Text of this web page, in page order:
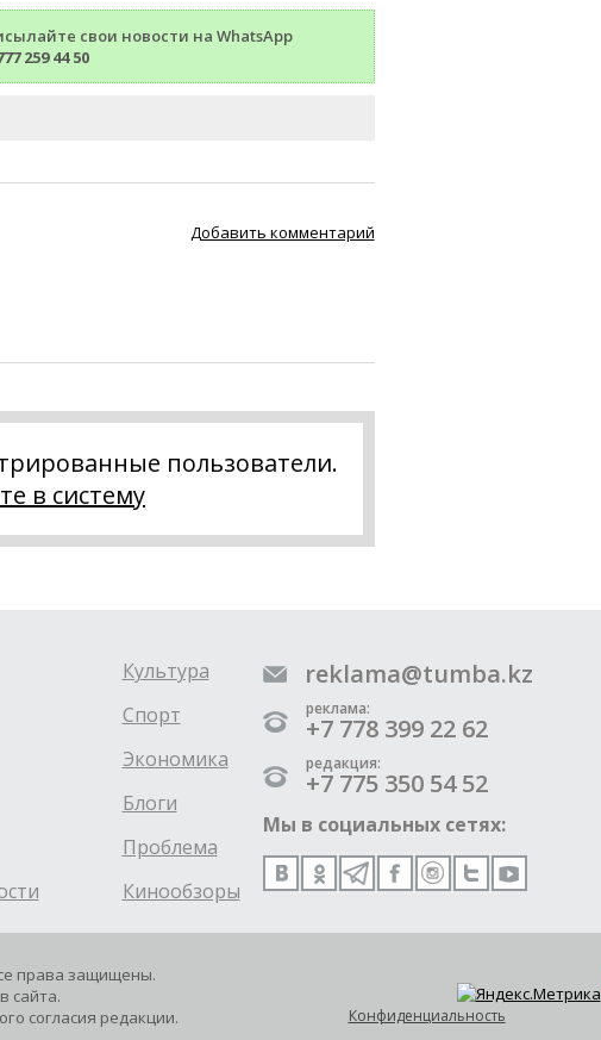
свои новости на WhatsApp
259 44 50
Добавить комментарий
пользователи.
в систему
Культура
Спорт
Экономика
Блоги
Проблема
Кинообзоры
reklama@tumba.kz
реклама:
+7 778 399 22 62
редакция:
+7 775 350 54 52
Мы в социальных сетях:
права защищены.
сайта.
согласия редакции.
Конфиденциальность